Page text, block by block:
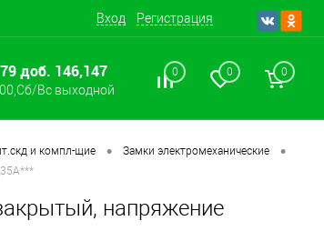
Вход Регистрация
доб. 146,147
Вс выходной
0 0 0
и компл-щие • Замки электромеханические •
напряжение